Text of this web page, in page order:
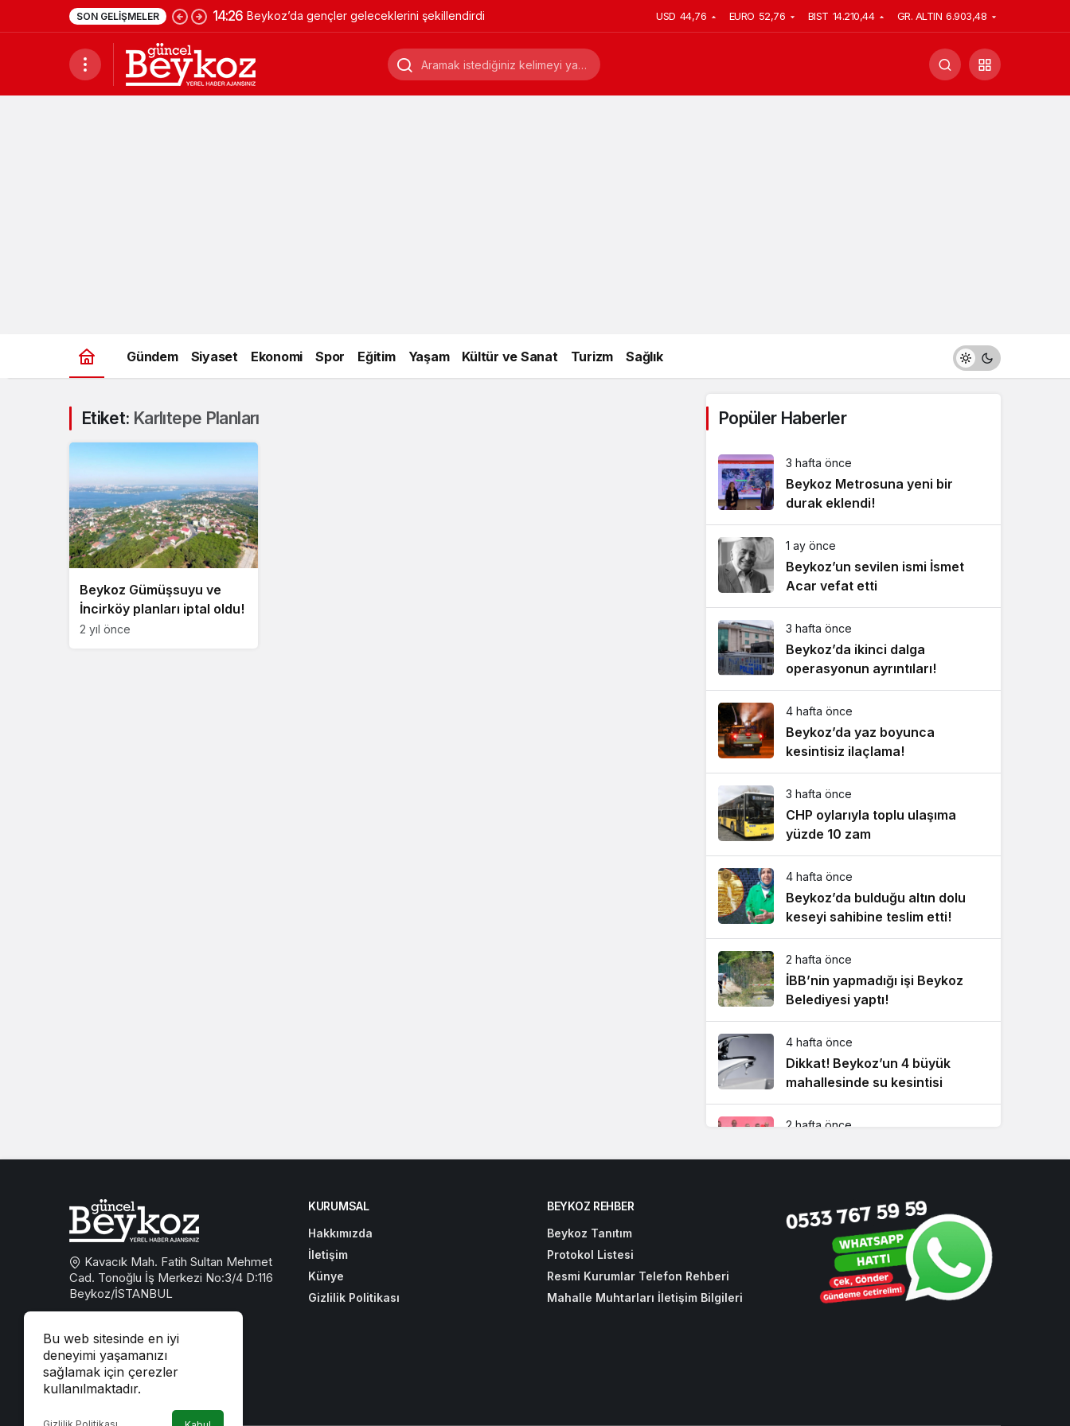
SON GELIŞMELER 14:26 Beykoz’da gençler geleceklerini şekillendirdi USD 44,76 EURO 52,76 BIST 14.210,44 GR. ALTIN 6.903,48
Gündem Siyaset Ekonomi Spor Eğitim Yaşam Kültür ve Sanat Turizm Sağlık
Etiket: Karlıtepe Planları
Beykoz Gümüşsuyu ve
İncirköy planları iptal oldu!
2 yıl önce
Popüler Haberler
3 hafta önce
Beykoz Metrosuna yeni bir
durak eklendi!
1 ay önce
Beykoz’un sevilen ismi İsmet
Acar vefat etti
3 hafta önce
Beykoz’da ikinci dalga
operasyonun ayrıntıları!
4 hafta önce
Beykoz’da yaz boyunca
kesintisiz ilaçlama!
3 hafta önce
CHP oylarıyla toplu ulaşıma
yüzde 10 zam
4 hafta önce
Beykoz’da bulduğu altın dolu
keseyi sahibine teslim etti!
2 hafta önce
İBB’nin yapmadığı işi Beykoz
Belediyesi yaptı!
4 hafta önce
Dikkat! Beykoz’un 4 büyük
mahallesinde su kesintisi
2 hafta önce
4 hafta önce
İstanbul’da su sporlarının kalbi
Beykoz’da attı
Bu web sitesinde en iyi
deneyimi yaşamanızı
sağlamak için çerezler
kullanılmaktadır.
Kavacık Mah. Fatih Sultan Mehmet
Cad. Tonoğlu İş Merkezi No:3/4 D:116
Beykoz/İSTANBUL
beykozguncel@gmail.com
iletisim@beykozguncel.com
KURUMSAL
Hakkımızda
İletişim
Künye
Gizlilik Politikası
BEYKOZ REHBER
Beykoz Tanıtım
Protokol Listesi
Resmi Kurumlar Telefon Rehberi
Mahalle Muhtarları İletişim Bilgileri